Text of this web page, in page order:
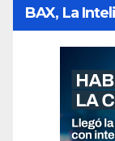
BAX, La